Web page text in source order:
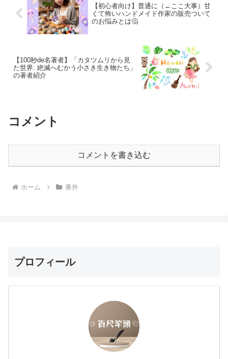
トーリーを寓話にしてみました😌
【初心者向け】普通に（←ここ大事）甘
くて怖いハンドメイド作家の販売ついて
のお悩みとは🤔
【100秒de名著者】「カタツムリから見
た世界: 絶滅へむかう小さき生き物たち」
の著者紹介
コメント
コメントを書き込む
ホーム 番外
プロフィール